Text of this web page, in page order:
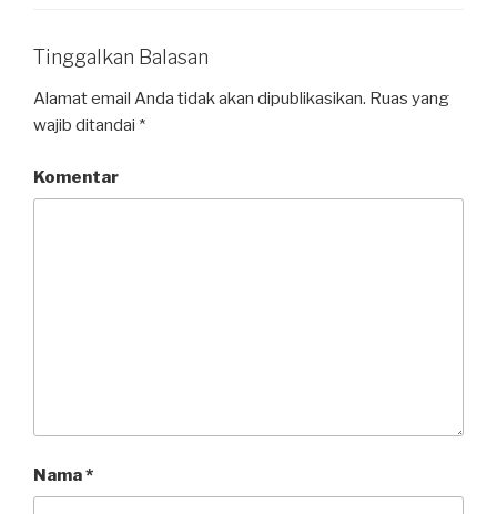
k
Tinggalkan Balasan
Alamat email Anda tidak akan dipublikasikan. Ruas yang
wajib ditandai *
Komentar
Nama*